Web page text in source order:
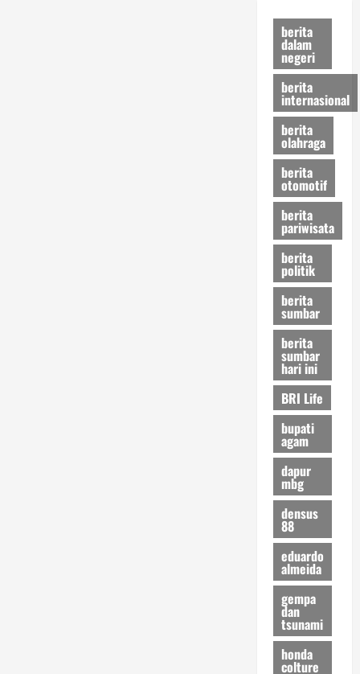
berita
dalam
negeri
berita
internasional
berita
olahraga
berita
otomotif
berita
pariwisata
berita
politik
berita
sumbar
berita
sumbar
hari ini
BRI Life
bupati
agam
dapur
mbg
densus
88
eduardo
almeida
gempa
dan
tsunami
honda
colture